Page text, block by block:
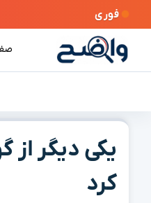
فوری
یکی دیگر
کرد